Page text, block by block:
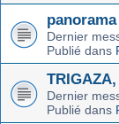
Dernier
Publié dans
Dernier
Publié dans